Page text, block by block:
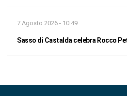
7 Agosto 2026 - 10:49
Sasso di Castalda celebra Rocco